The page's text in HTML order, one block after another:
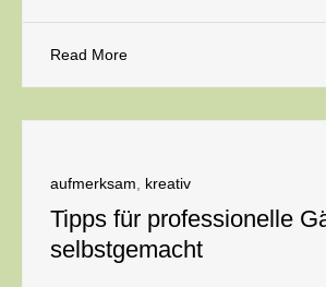
Read More
aufmerksam kreativ
Tipps für professionelle
selbstgemacht